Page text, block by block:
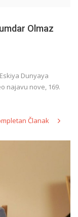
Olmaz
Dunyaya
najavu nove, 169.
Članak